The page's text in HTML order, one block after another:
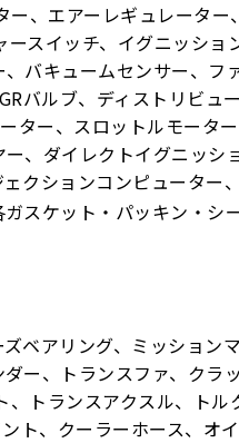
、エアーレギュレータ
スイッチ、イグニッシ
バキュームセンサー、フ
バルブ、ディストリビュ
ター、スロットルモータ
、ダイレクトイグニッシ
クションコンピューター
スケット・パッキン・シ
ベアリング、ミッション
ー、トランスファ、クラ
トランスアクスル、ト
ト、クーラーホース、オ